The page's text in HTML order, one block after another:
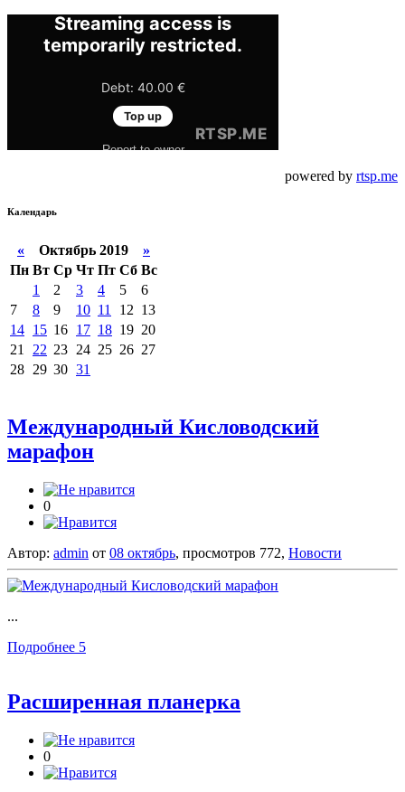
powered by rtsp.me
Календарь
« Октябрь 2019 »
Пн Вт Ср Чт Пт Сб Вс
1
2 3 4 5
6
7
8 9 10 11 12 13
14 15 16 17 18 19 20
21 22 23 24 25 26 27
28 29 30 31
Международный Кисловодский
марафон
0
Автор: admin от 08 октябрь, просмотров 772, Новости
...
Подробнее 5
Расширенная планерка
0